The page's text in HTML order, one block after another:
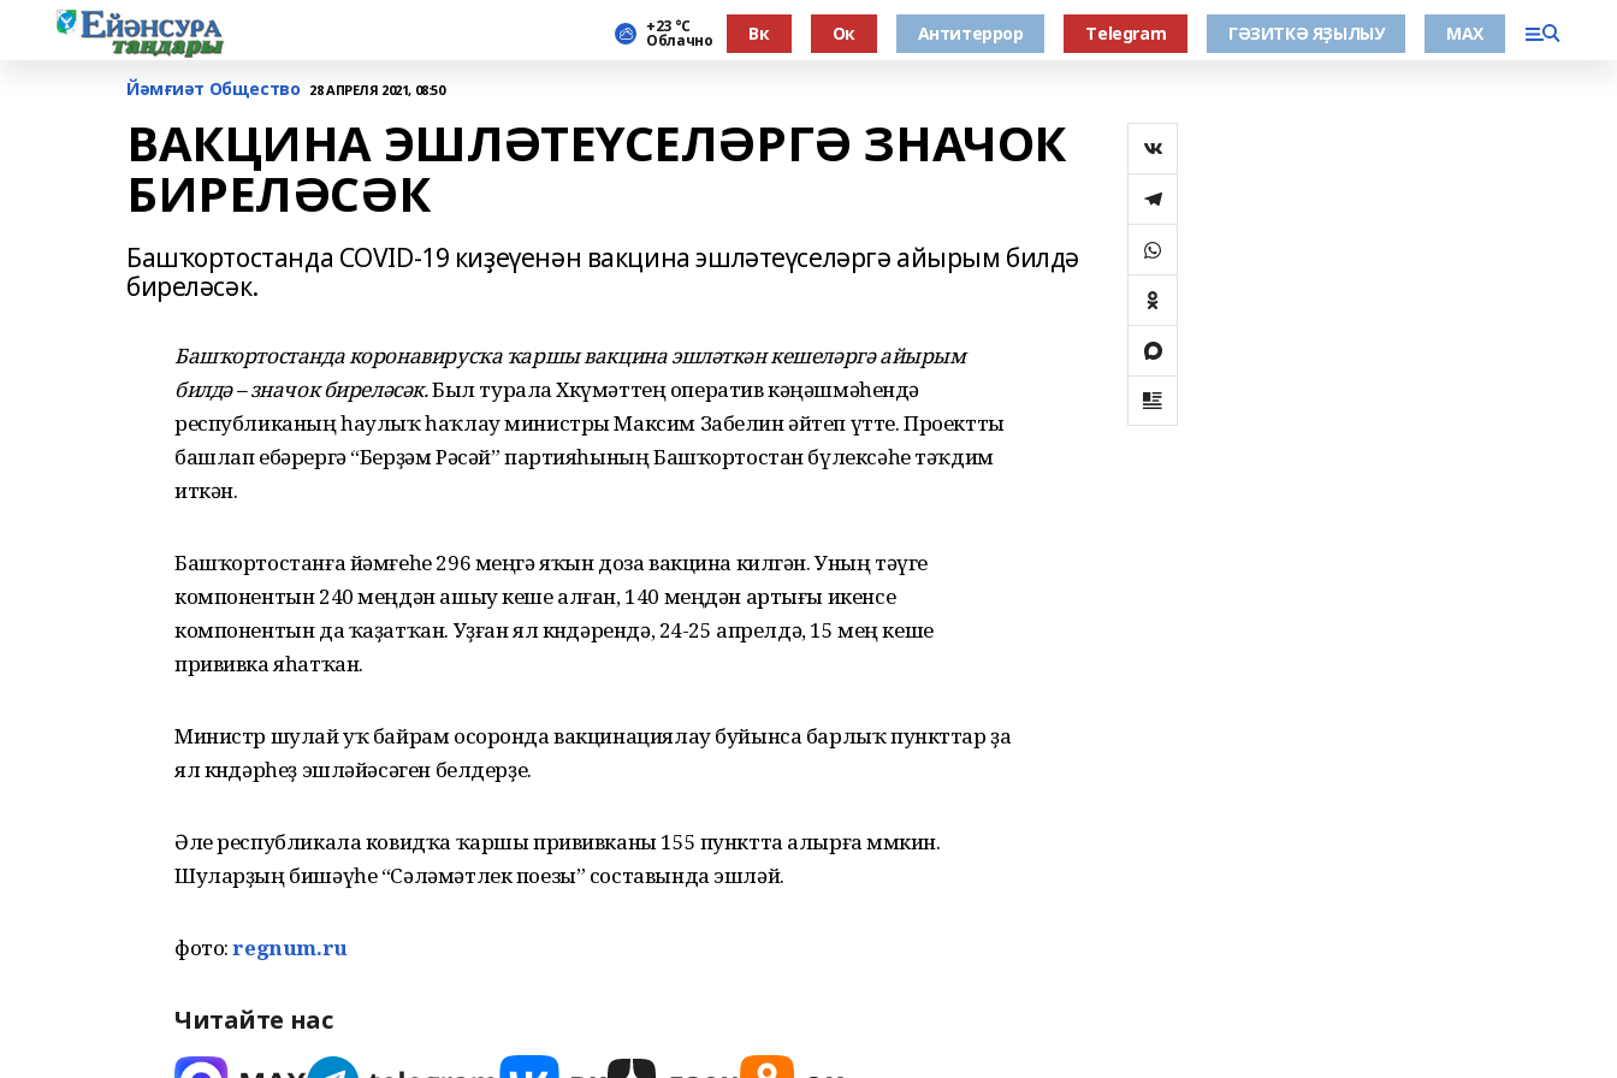
+23 °С
Облачно Вк Ок Антитеррор Тelegram ГӘЗИТКӘ ЯҘЫЛЫУ МАХ
Йәмғиәт Общество 28 АПРЕЛЯ 2021, 08:50
ВАКЦИНА ЭШЛӘТЕҮСЕЛӘРГӘ ЗНАЧОК
БИРЕЛӘСӘК
Башҡортостанда COVID-19 киҙеүенән вакцина эшләтеүселәргә айырым билдә
биреләсәк.
Башҡортостанда коронавирусҡа ҡаршы вакцина эшләткән кешеләргә айырым
билдә – значок биреләсәк.Был турала Хөкүмәттең оператив кәңәшмәһендә
республиканың һаулыҡ һаҡлау министры Максим Забелин әйтеп үтте. Проектты
башлап ебәрергә “Берҙәм Рәсәй” партияһының Башҡортостан бүлексәһе тәҡдим
иткән.
Башҡортостанға йәмғеһе 296 меңгә яҡын доза вакцина килгән. Уның тәүге
компонентын 240 меңдән ашыу кеше алған, 140 меңдән артығы икенсе
компонентын да ҡаҙатҡан. Уҙған ял көндәрендә, 24-25 апрелдә, 15 мең кеше
прививка яһатҡан.
Министр шулай уҡ байрам осоронда вакцинациялау буйынса барлыҡ пункттар ҙа
ял көндәрһеҙ эшләйәсәген белдерҙе.
Әле республикала ковидҡа ҡаршы прививканы 155 пунктта алырға мөмкин.
Шуларҙың бишәүһе “Сәләмәтлек поезы” составында эшләй.
фото:regnum.ru
Читайте нас